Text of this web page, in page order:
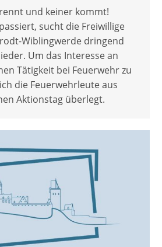
und keiner kommt!
sucht die Freiwillige
Wiblingwerde dringend
Um das Interesse an
Tätigkeit bei Feuerwehr zu
die Feuerwehrleute aus
Aktionstag überlegt.